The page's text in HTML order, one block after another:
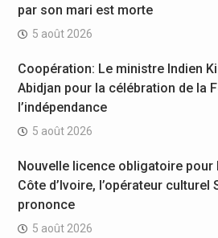
par son mari est morte
5 août 2026
Coopération: Le ministre Indien
Abidjan pour la célébration de la
l’indépendance
5 août 2026
Nouvelle licence obligatoire pour
Côte d’Ivoire, l’opérateur culturel
prononce
5 août 2026